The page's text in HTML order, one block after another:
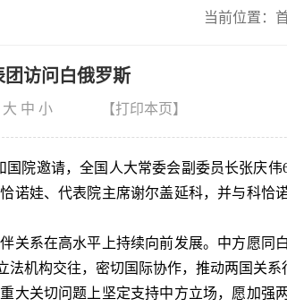
当前位置：
访问白俄罗斯
大 中 小 【打印本页】
院邀请，全国人大常委会副委员长张庆伟
诺娃、代表院主席谢尔盖延科，并与科恰
系在高水平上持续向前发展。中方愿同
机构交往，密切国际协作，推动两国关系
关切问题上坚定支持中方立场，愿加强两